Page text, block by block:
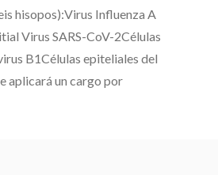
hisopos):Virus Influenza A
Virus SARS-CoV-2Células
B1Células epiteliales del
aplicará un cargo por